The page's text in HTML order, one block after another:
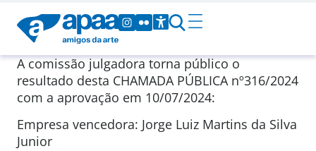
A comissão julgadora torna público o
resultado desta CHAMADA PÚBLICA nº316/2024
com a aprovação em 10/07/2024:
Empresa vencedora: Jorge Luiz Martins da Silva
Junior